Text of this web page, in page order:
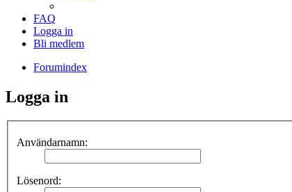
FAQ
Logga in
Bli medlem
Forumindex
Logga in
Användarnamn:
Lösenord: